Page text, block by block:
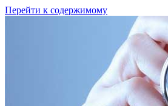
Перейти к содержимому